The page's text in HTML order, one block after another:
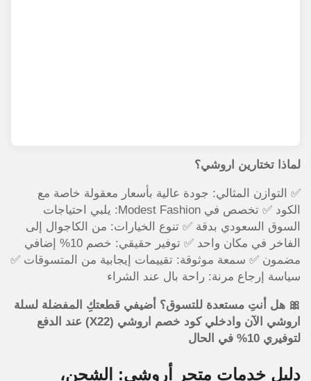
لماذا تختارين اروشي؟
✅ التوازن المثالي: جودة عالية بأسعار معقولة خاصة مع
الكود ✅ تخصص في Modest Fashion: يلبي احتياجات
السوق السعودي بدقة ✅ تنوع الخيارات: من الكاجوال إلى
الفاخر في مكان واحد ✅ توفير حقيقي: خصم 10% إضافي
مضمون ✅ سمعة موثوقة: تقييمات إيجابية من المتسوقات ✅
سياسة إرجاع مرنة: راحة بال عند الشراء
🎀 هل أنتِ مستعدة للتسوق؟ أضيفي قطعتكِ المفضلة لسلة
اروشي الآن وادخلي كود خصم اروشي (X22) عند الدفع
لتوفيري 10% في الحال
دليل خدمات متجر أروشي: الشحن،